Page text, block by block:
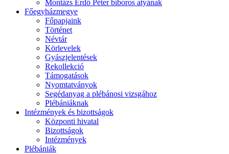
Montázs Erdő Péter bíboros atyának
Főegyházmegye
Főpapjaink
Történet
Névtár
Körlevelek
Gyászjelentések
Rekollekció
Támogatások
Nyomtatványok
Segédanyag a plébánosi vizsgához
Plébániáknak
Intézmények és bizottságok
Központi hivatal
Bizottságok
Intézmények
Plébániák